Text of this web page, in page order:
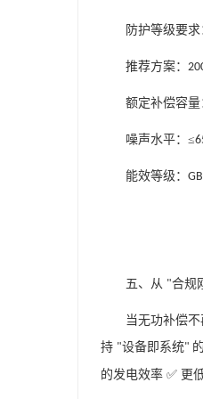
防护等级要
推荐方案：
额定补偿容量
噪声水平：≤
能效等级：
五、从 "合规
当无功补偿
持 "设备即系统"
的发电效率 ✅ 更